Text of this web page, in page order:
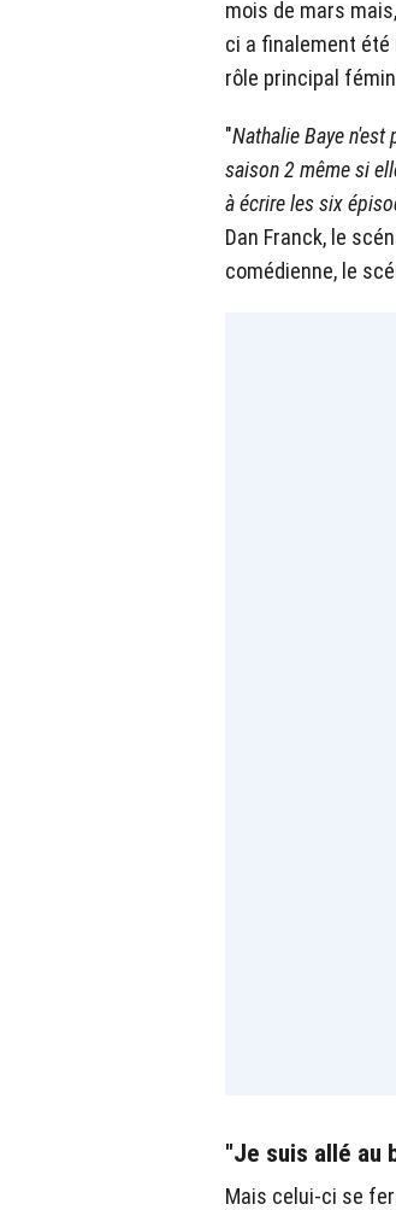
mois de mars
ci a finalement été
rôle principal
"Nathalie Baye
saison 2 même si
à écrire les six
Dan Franck, le
comédienne, le
"Je suis allé au
Mais celui-ci se